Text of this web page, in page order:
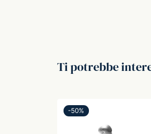
Ti potrebbe
-50%